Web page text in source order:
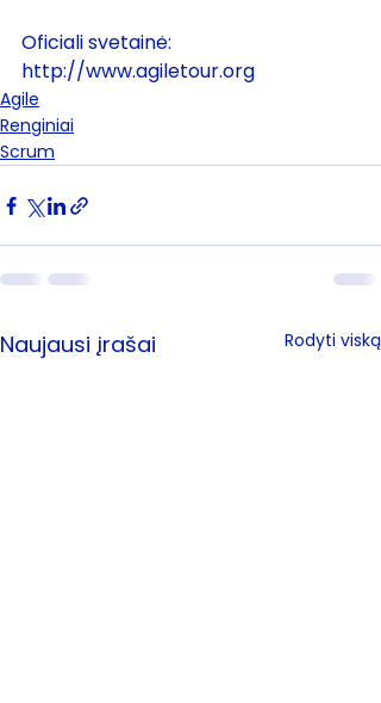
Oficiali svetainė:
http://www.agiletour.org
Agile
Renginiai
Scrum
Naujausi įrašai Rodyti viską